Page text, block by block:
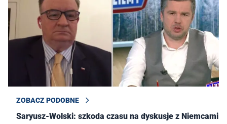
ZOBACZ PODOBNE
Saryusz-Wolski: szkoda czasu na dyskusje z Niemcami.